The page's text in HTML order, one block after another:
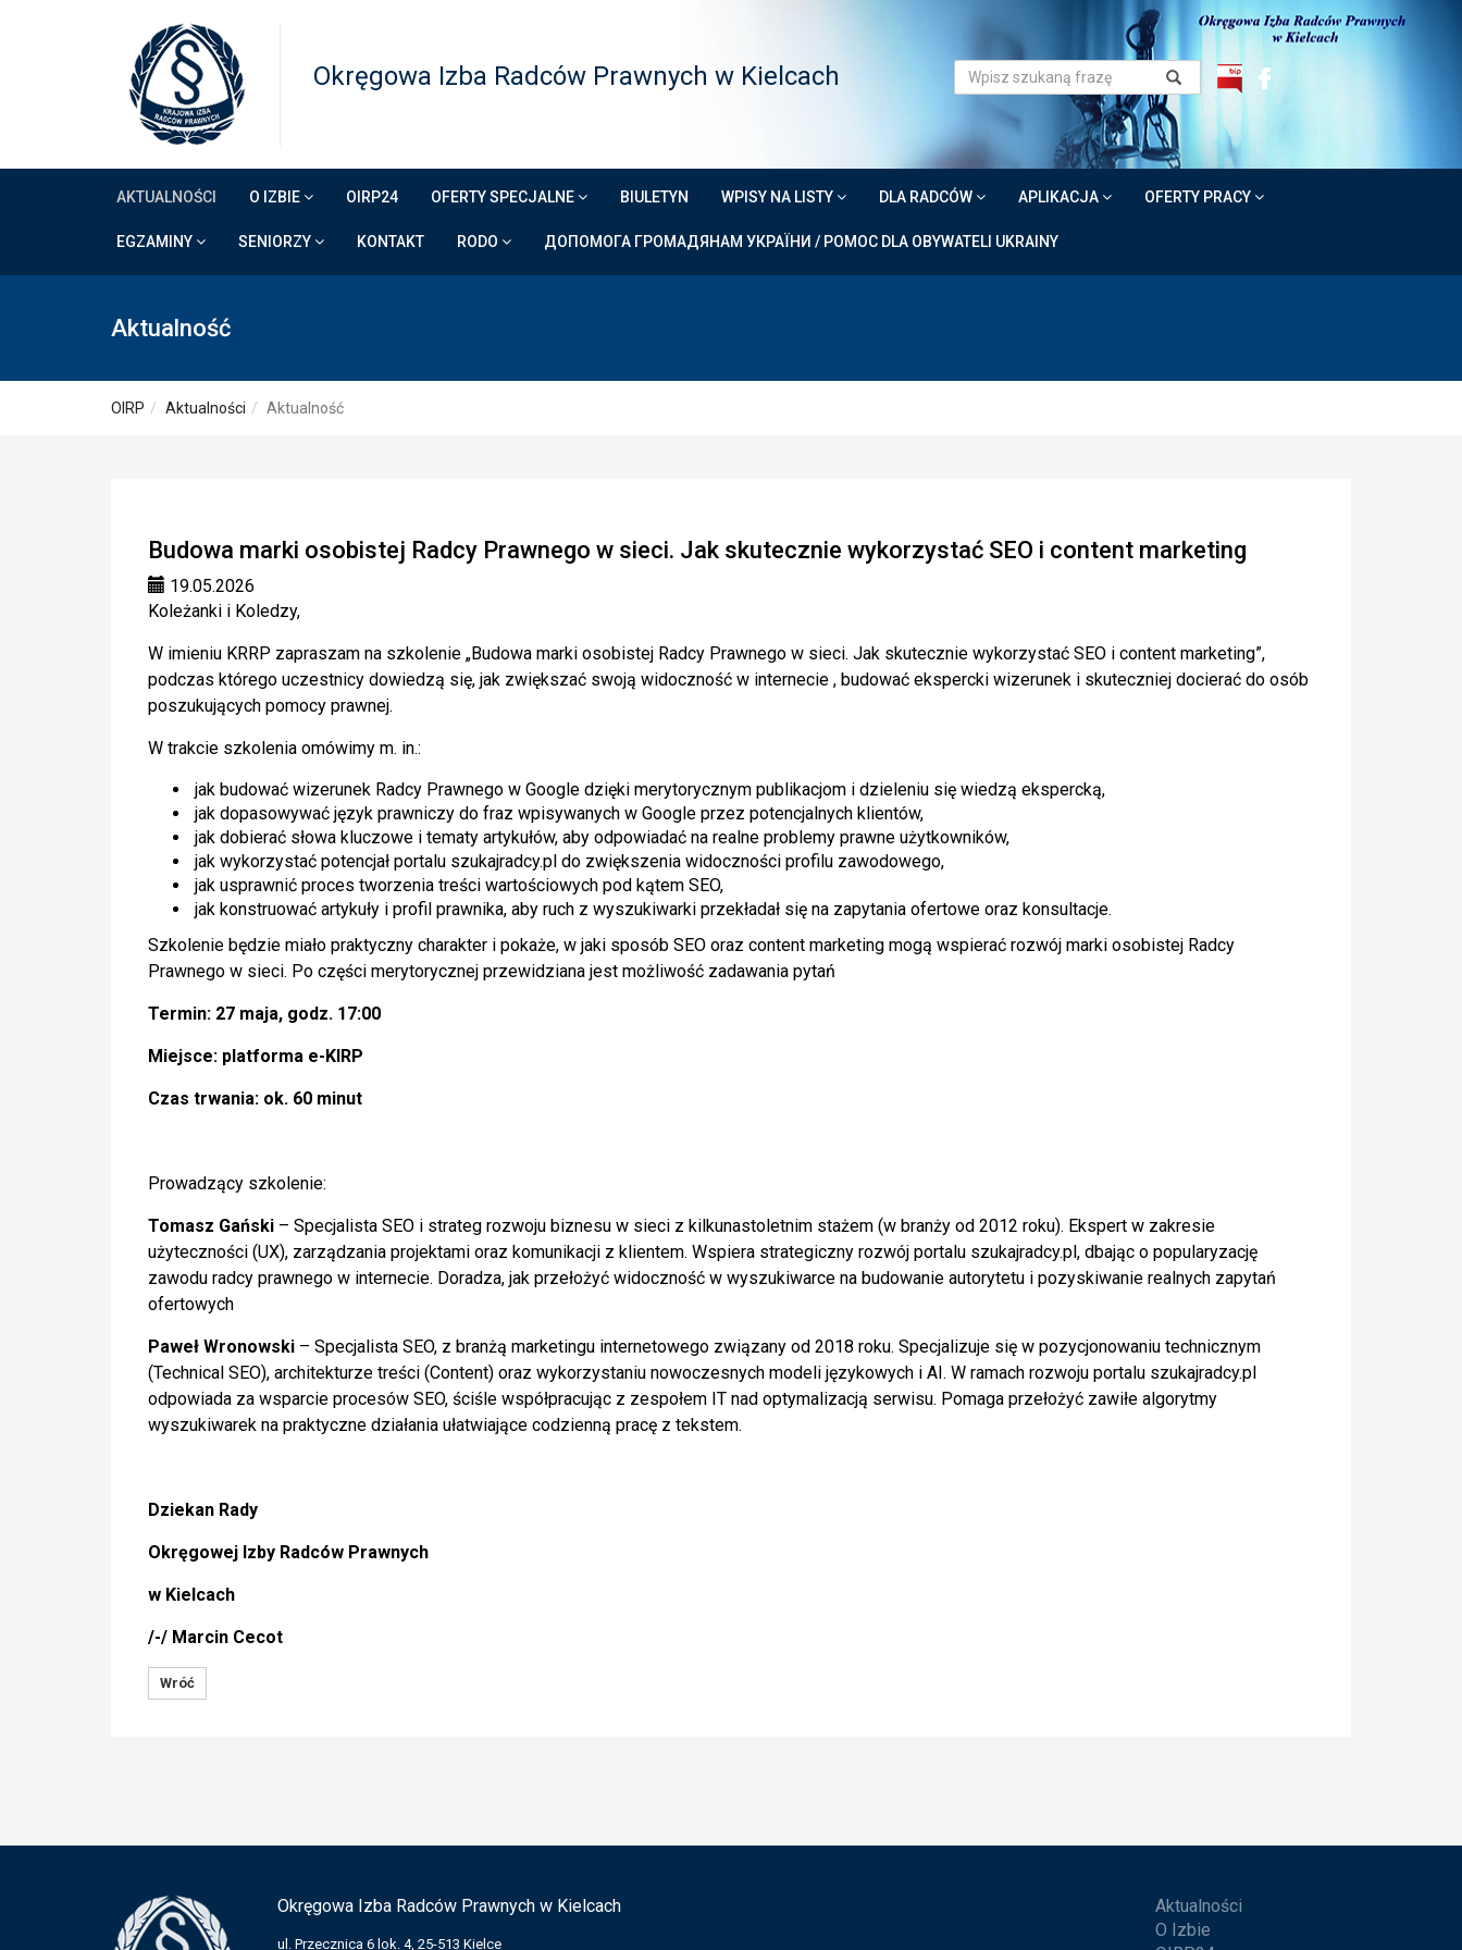
Okręgowa Izba Radców Prawnych w Kielcach
AKTUALNOŚCI O IZBIE OIRP24 OFERTY SPECJALNE BIULETYN WPISY NA LISTY DLA RADCÓW APLIKACJA OFERTY PRACY
EGZAMINY SENIORZY KONTAKT RODO ДОПОМОГА ГРОМАДЯНАМ УКРАЇНИ / POMOC DLA OBYWATELI UKRAINY
Aktualność
OIRP Aktualności Aktualność
Budowa marki osobistej Radcy Prawnego w sieci. Jak skutecznie wykorzystać SEO i content marketing
19.05.2026
Koleżanki i Koledzy,
W imieniu KRRP zapraszam na szkolenie „Budowa marki osobistej Radcy Prawnego w sieci. Jak skutecznie wykorzystać SEO i content marketing”,
podczas którego uczestnicy dowiedzą się, jak zwiększać swoją widoczność w internecie , budować ekspercki wizerunek i skuteczniej docierać do osób
poszukujących pomocy prawnej.
W trakcie szkolenia omówimy m. in.:
jak budować wizerunek Radcy Prawnego w Google dzięki merytorycznym publikacjom i dzieleniu się wiedzą ekspercką,
jak dopasowywać język prawniczy do fraz wpisywanych w Google przez potencjalnych klientów,
jak dobierać słowa kluczowe i tematy artykułów, aby odpowiadać na realne problemy prawne użytkowników,
jak wykorzystać potencjał portalu szukajradcy.pl do zwiększenia widoczności profilu zawodowego,
jak usprawnić proces tworzenia treści wartościowych pod kątem SEO,
jak konstruować artykuły i profil prawnika, aby ruch z wyszukiwarki przekładał się na zapytania ofertowe oraz konsultacje.
Szkolenie będzie miało praktyczny charakter i pokaże, w jaki sposób SEO oraz content marketing mogą wspierać rozwój marki osobistej Radcy
Prawnego w sieci. Po części merytorycznej przewidziana jest możliwość zadawania pytań
Termin: 27 maja, godz. 17:00
Miejsce: platforma e-KIRP
Czas trwania: ok. 60 minut
Prowadzący szkolenie:
Tomasz Gański – Specjalista SEO i strateg rozwoju biznesu w sieci z kilkunastoletnim stażem (w branży od 2012 roku). Ekspert w zakresie
użyteczności (UX), zarządzania projektami oraz komunikacji z klientem. Wspiera strategiczny rozwój portalu szukajradcy.pl, dbając o popularyzację
zawodu radcy prawnego w internecie. Doradza, jak przełożyć widoczność w wyszukiwarce na budowanie autorytetu i pozyskiwanie realnych zapytań
ofertowych
Paweł Wronowski – Specjalista SEO, z branżą marketingu internetowego związany od 2018 roku. Specjalizuje się w pozycjonowaniu technicznym
(Technical SEO), architekturze treści (Content) oraz wykorzystaniu nowoczesnych modeli językowych i AI. W ramach rozwoju portalu szukajradcy.pl
odpowiada za wsparcie procesów SEO, ściśle współpracując z zespołem IT nad optymalizacją serwisu. Pomaga przełożyć zawiłe algorytmy
wyszukiwarek na praktyczne działania ułatwiające codzienną pracę z tekstem.
Dziekan Rady
Okręgowej Izby Radców Prawnych
w Kielcach
/-/ Marcin Cecot
Wróć
Okręgowa Izba Radców Prawnych w Kielcach
ul. Przecznica 6 lok. 4, 25-513 Kielce
Aktualności
O Izbie